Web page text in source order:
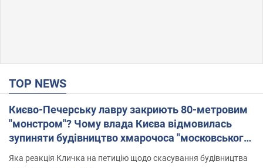
TOP NEWS
Києво-Печерську лавру закриють 80-метровим
"монстром"? Чому влада Києва відмовилась
зупиняти будівництво хмарочоса "московського
вірянина"
Яка реакція Кличка на петицію щодо скасування будівництва